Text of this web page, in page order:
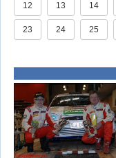
12 13 14
23 24 25